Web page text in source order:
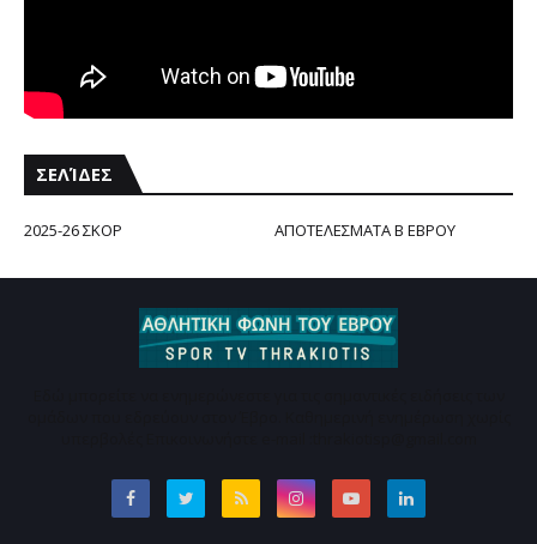
ΣΕΛΊΔΕΣ
2025-26 ΣΚΟΡ ΑΠΟΤΕΛΕΣΜΑΤΑ Β ΕΒΡΟΥ